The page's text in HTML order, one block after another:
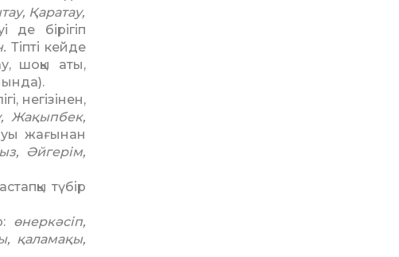
Қаратау,
бірігіп
Тіпті кейде
шоқы аты,
негізінен,
Жа­қыпбек,
жағынан
Әй­герім,
түбір
өнеркәсіп,
қаламақы,